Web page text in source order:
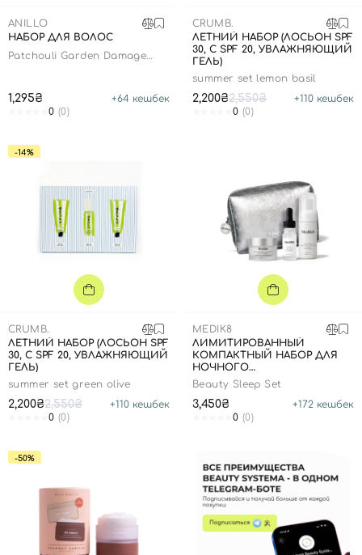
Кремы для тела с SPF
Миниатюры
Карбокситерапия
Бьюти Гаджеты
Автозагар
Для мужчин
Специальный уход
Для детей
Для мужчин
Дезодоранты
Интимный уход
Автозагар
ANILLO
НАБОР ДЛЯ ВОЛОС
Patchouli Garden Damage
1,295₴ +64 кешбек
0 (0)
CRUMB.
ЛЕТНИЙ НАБОР (ЛОСЬОН SPF
30, С SPF 20, УВЛАЖНЯЮЩИЙ
ГЕЛЬ)
summer set lemon basil
2,200₴2,550₴ +110 кешбек
0 (0)
-14%
CRUMB.
ЛЕТНИЙ НАБОР (ЛОСЬОН SPF
30, С SPF 20, УВЛАЖНЯЮЩИЙ
ГЕЛЬ)
summer set green olive
2,200₴2,550₴ +110 кешбек
0 (0)
MEDIK8
ЛИМИТИРОВАННЫЙ
КОМПАКТНЫЙ НАБОР ДЛЯ
НОЧНОГО
ВОССТАНОВЛЕНИЯ КОЖИ
Beauty Sleep Set
3,450₴ +172 кешбек
0 (0)
-50%